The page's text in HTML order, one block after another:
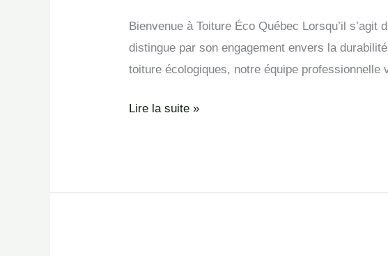
Bienvenue à Toiture Éco Québec Lorsqu’il
distingue par son engagement envers la
toiture écologiques, notre équipe
à
Trois-
Rivières
Lire la suite »